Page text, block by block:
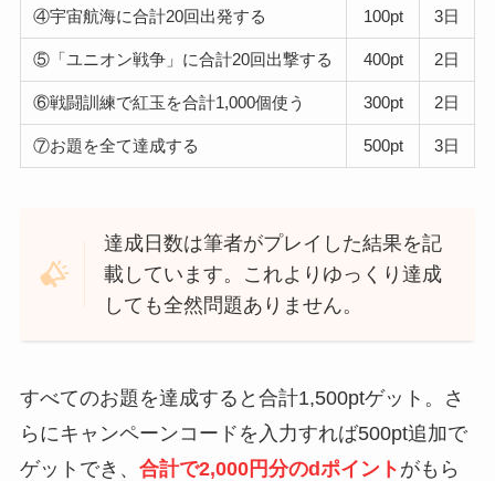
④宇宙航海に合計20回出発する 100pt 3日
⑤「ユニオン戦争」に合計20回出撃する 400pt 2日
⑥戦闘訓練で紅玉を合計1,000個使う 300pt 2日
⑦お題を全て達成する 500pt 3日
達成日数は筆者がプレイした結果を記
載しています。これよりゆっくり達成
しても全然問題ありません。
すべてのお題を達成すると合計1,500ptゲット。さ
らにキャンペーンコードを入力すれば500pt追加で
ゲットでき、 合計で2,000円分のdポイント がもら